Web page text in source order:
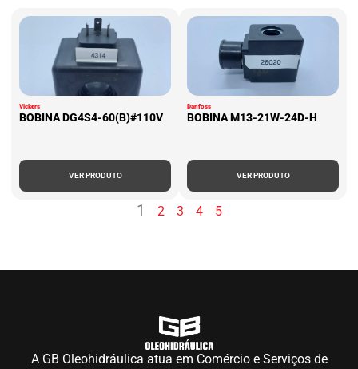
Vickers
BOBINA DG4S4-60(B)#110V
VER PRODUTO
Danfoss
BOBINA M13-21W-24D-H
VER PRODUTO
1 2 3 4 5
A GB Oleohidráulica atua em Comércio e Serviços de